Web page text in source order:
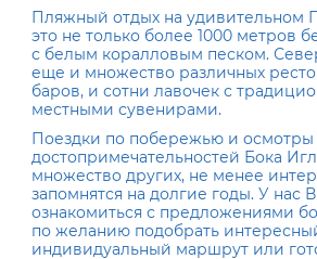
Пляжный отдых на удивительном
это не только более 1000 метров
с белым коралловым песком.
еще и множество различных
баров, и сотни лавочек с
местными сувенирами.
Поездки по побережью и осмотры
достопримечательностей Бока
множество других, не менее
запомнятся на долгие годы. У нас
ознакомиться с предложениями
по желанию подобрать
индивидуальный маршрут или